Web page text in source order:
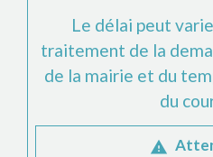
Le délai peut
traitement de la
de la mairie et du
du
warning